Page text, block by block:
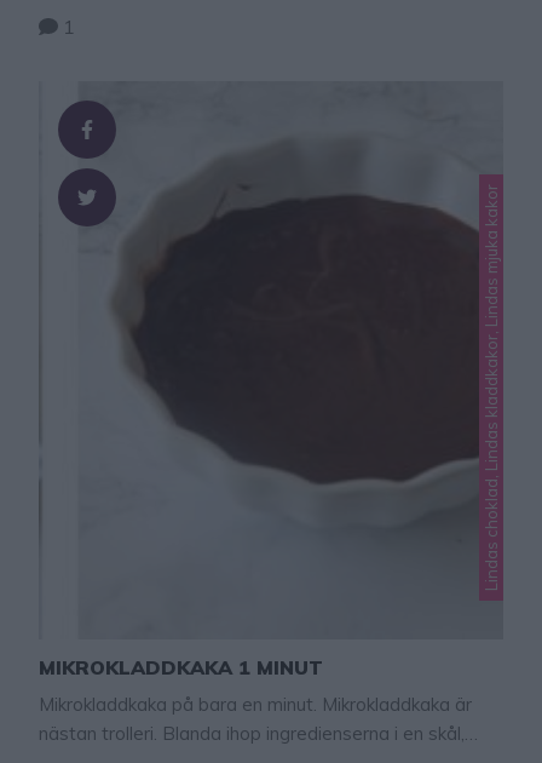
semmelmuffins – klicka här för recept! TIPS! Följ mig
recept direkt i …
1
Lindas choklad, Lindas kladdkakor, Lindas mjuka kakor
MIKROKLADDKAKA 1 MINUT
Mikrokladdkaka på bara en minut. Mikrokladdkaka är
nästan trolleri. Blanda ihop ingredienserna i en skål,